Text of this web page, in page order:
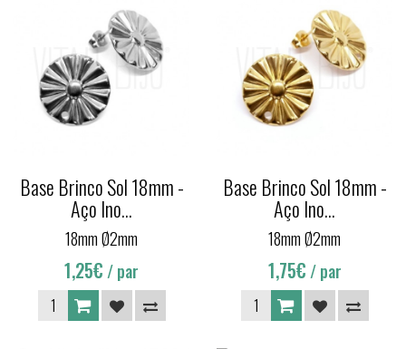
Base Brinco Sol 18mm -
Aço Ino...
18mm Ø2mm
1,25€ / par
Base Brinco Sol 18mm -
Aço Ino...
18mm Ø2mm
1,75€ / par